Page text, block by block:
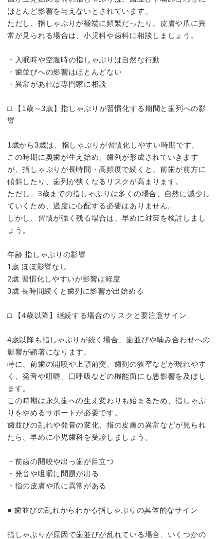
ほとんど影響を与えないとされています。
ただし、指しゃぶりが極端に頻繁だったり、皮膚や爪に異
常が見られる場合は、小児科や歯科に相談しましょう。
・入眠時や空腹時の指しゃぶりは自然な行動
・歯並びへの影響はほとんどない
・異常があれば専門家に相談
□ 【1歳～3歳】指しゃぶりが習慣化する期間と歯列への影
響
1歳から3歳は、指しゃぶりが習慣化しやすい時期です。
この時期に奥歯が生え始め、歯列が形成されていきます
が、指しゃぶりが長時間・高頻度で続くと、前歯が前方に
傾斜したり、歯列が狭くなるリスクが高まります。
ただし、3歳までの指しゃぶりは多くの場合、自然に減少し
ていくため、過度に心配する必要はありません。
しかし、習慣が強く残る場合は、早めに対策を検討しまし
ょう。
年齢 指しゃぶりの影響
1歳 ほぼ影響なし
2歳 習慣化しやすいが影響は軽度
3歳 長時間続くと歯列に影響が出始める
□ 【4歳以降】継続する場合のリスクと要注意サイン
4歳以降も指しゃぶりが続く場合、歯並びや噛み合わせへの
影響が顕著になります。
特に、前歯の開咬や上顎前突、歯列の狭窄などが現れやす
く、発音や咀嚼、口呼吸などの機能面にも悪影響を及ぼし
ます。
この時期は永久歯への生え変わりも始まるため、指しゃぶ
りをやめるサポートが必要です。
歯並びの乱れや発音の変化、指の皮膚の異常などが見られ
たら、早めに小児歯科を受診しましょう。
・前歯の開咬や出っ歯が目立つ
・発音や咀嚼に問題が出る
・指の皮膚や爪に異常がある
■ 歯並びの乱れからわかる指しゃぶりの具体的なサイン
指しゃぶりが原因で歯並びが乱れている場合、いくつかの